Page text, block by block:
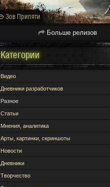
Зов Припяти
Больше релизов
Категории
Видео
Дневники разработчиков
Разное
Статьи
Мнения, аналитика
Арты, картинки, скриншоты
Новости
Дневники
Творчество